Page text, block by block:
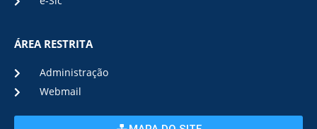
ÁREA RESTRITA
Administração
Webmail